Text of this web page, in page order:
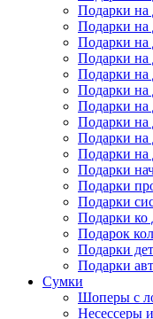
Подарки на
Подарки на
Подарки на
Подарки на
Подарки на
Подарки на
Подарки на
Подарки на
Подарки на
Подарки на
Подарки
Подарки
Подарки
Подарки
Подарок
Подарки
Подарки
Сумки
Шоперы с
Несессеры